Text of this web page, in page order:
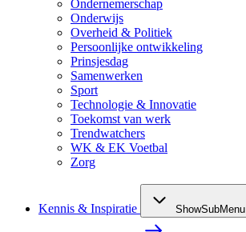
Ondernemerschap
Onderwijs
Overheid & Politiek
Persoonlijke ontwikkeling
Prinsjesdag
Samenwerken
Sport
Technologie & Innovatie
Toekomst van werk
Trendwatchers
WK & EK Voetbal
Zorg
Kennis & Inspiratie ShowSubMenu